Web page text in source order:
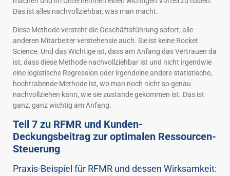
Das ist alles nachvollziehbar, was man macht.
Diese Methode versteht die Geschäftsführung sofort, alle
anderen Mitarbeiter verstehensie auch. Sie ist keine Rocket
Science. Und das Wichtige ist, dass am Anfang das Vertrauen da
ist, dass diese Methode nachvollziehbar ist und nicht irgendwie
eine logistische Regression oder irgendeine andere statistische,
hochtrabende Methode ist, wo man noch nicht so genau
nachvollziehen kann, wie sie zustande gekommen ist. Das ist
ganz, ganz wichtig am Anfang.
Teil 7 zu RFMR und Kunden-
Deckungsbeitrag zur optimalen Ressourcen-
Steuerung
Praxis-Beispiel für RFMR und dessen Wirksamkeit: